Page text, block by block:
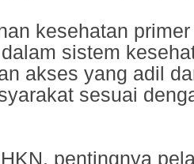
kesehatan
sistem
akses yang adil
sesuai
pentingnya